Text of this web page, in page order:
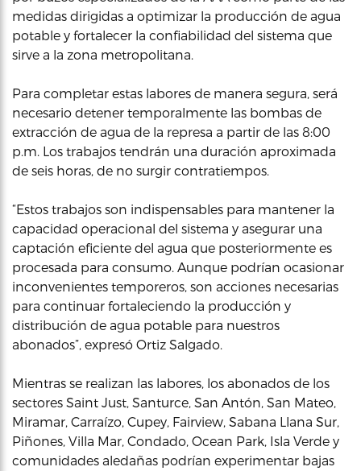
medidas dirigidas a optimizar la producción de agua
potable y fortalecer la confiabilidad del sistema que
sirve a la zona metropolitana.
Para completar estas labores de manera segura, será
necesario detener temporalmente las bombas de
extracción de agua de la represa a partir de las 8:00
p.m. Los trabajos tendrán una duración aproximada
de seis horas, de no surgir contratiempos.
“Estos trabajos son indispensables para mantener la
capacidad operacional del sistema y asegurar una
captación eficiente del agua que posteriormente es
procesada para consumo. Aunque podrían ocasionar
inconvenientes temporeros, son acciones necesarias
para continuar fortaleciendo la producción y
distribución de agua potable para nuestros
abonados”, expresó Ortiz Salgado.
Mientras se realizan las labores, los abonados de los
sectores Saint Just, Santurce, San Antón, San Mateo,
Miramar, Carraízo, Cupey, Fairview, Sabana Llana Sur,
Piñones, Villa Mar, Condado, Ocean Park, Isla Verde y
comunidades aledañas podrían experimentar bajas